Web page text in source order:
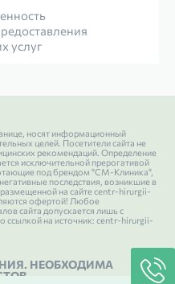
услуг
носят информационный
целей. Посетители сайта не
рекомендаций. Определение
исключительной прерогативой
под брендом "СМ-Клиника",
последствия, возникшие в
на сайте centr-hirurgii-
офертой! Любое
сайта допускается лишь с
ссылкой на источник: centr-hirurgii-
НЕОБХОДИМА